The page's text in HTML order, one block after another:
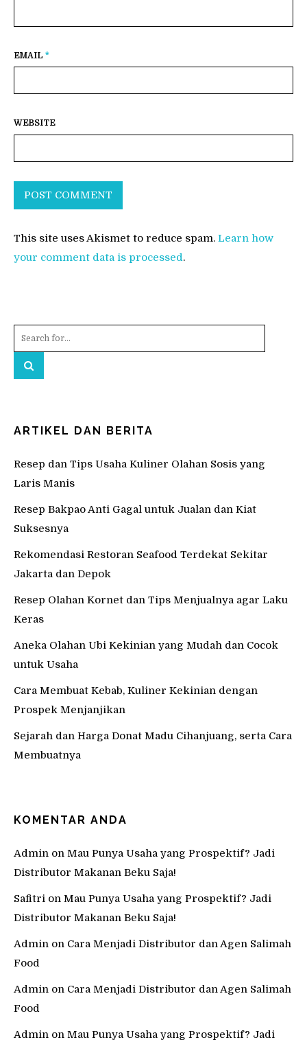
EMAIL *
WEBSITE
This site uses Akismet to reduce spam. Learn how
your comment data is processed.
ARTIKEL DAN BERITA
Resep dan Tips Usaha Kuliner Olahan Sosis yang
Laris Manis
Resep Bakpao Anti Gagal untuk Jualan dan Kiat
Suksesnya
Rekomendasi Restoran Seafood Terdekat Sekitar
Jakarta dan Depok
Resep Olahan Kornet dan Tips Menjualnya agar Laku
Keras
Aneka Olahan Ubi Kekinian yang Mudah dan Cocok
untuk Usaha
Cara Membuat Kebab, Kuliner Kekinian dengan
Prospek Menjanjikan
Sejarah dan Harga Donat Madu Cihanjuang, serta Cara
Membuatnya
KOMENTAR ANDA
Admin on Mau Punya Usaha yang Prospektif? Jadi
Distributor Makanan Beku Saja!
Safitri on Mau Punya Usaha yang Prospektif? Jadi
Distributor Makanan Beku Saja!
Admin on Cara Menjadi Distributor dan Agen Salimah
Food
Admin on Cara Menjadi Distributor dan Agen Salimah
Food
Admin on Mau Punya Usaha yang Prospektif? Jadi